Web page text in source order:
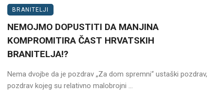
BRANITELJI
NEMOJMO DOPUSTITI DA MANJINA
KOMPROMITIRA ČAST HRVATSKIH
BRANITELJA!?
Nema dvojbe da je pozdrav „Za dom spremni“ ustaški pozdrav,
pozdrav kojeg su relativno malobrojni ...